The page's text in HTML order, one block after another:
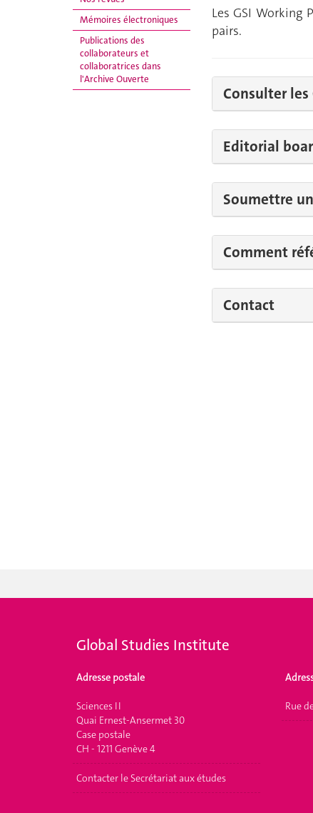
Mémoires électroniques
Publications des
collaborateurs et
collaboratrices dans
l'Archive Ouverte
Les GSI Working
pairs.
Consulter les
Editorial
Soumettre
Comment
Contact
Global Studies Institute
Adresse postale
Sciences II
Quai Ernest-Ansermet 30
Case postale
CH - 1211 Genève 4
Contacter le Secrétariat aux études
Rue